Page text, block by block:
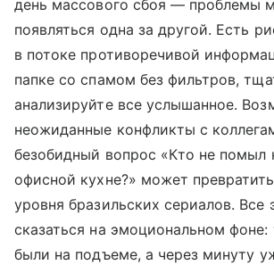
день массового сбоя — проблемы
появляться одна за другой. Есть
в потоке противоречивой
папке со спамом без фильтров,
анализируйте все услышанное.
неожиданные конфликты с
безобидный вопрос «Кто не помыл
офисной кухне?» может
уровня бразильских сериалов. Все
сказаться на эмоциональном фоне:
были на подъеме, а через минуту